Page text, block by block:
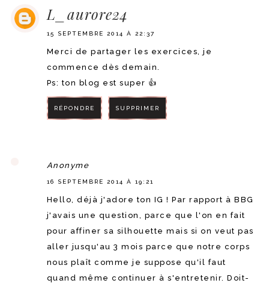
L_aurore24
15 SEPTEMBRE 2014 À 22:37
Merci de partager les exercices, je
commence dès demain.
Ps: ton blog est super 👍
RÉPONDRE SUPPRIMER
Anonyme
16 SEPTEMBRE 2014 À 19:21
Hello, déjà j'adore ton IG ! Par rapport à BBG
j'avais une question, parce que l'on en fait
pour affiner sa silhouette mais si on veut pas
aller jusqu'au 3 mois parce que notre corps
nous plaît comme je suppose qu'il faut
quand même continuer à s'entretenir. Doit-